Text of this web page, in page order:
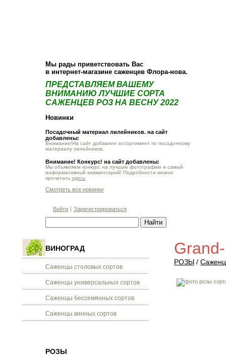
Мы рады приветствовать Вас
в интернет-магазине саженцев Флора-нова.
ПРЕДСТАВЛЯЕМ ВАШЕМУ
ВНИМАНИЮ ЛУЧШИЕ СОРТА
САЖЕНЦЕВ РОЗ НА ВЕСНУ 2022
Новинки
Посадочный материал лилейников. на сайт
добавлены:
Внимание!На сайт добавлен ассортимент по посадочному
материалу лилейников.
Внимание! Конкурс! на сайт добавлены:
Мы объявляем конкурс на лучшую фотографию и самый
информативный комментарий! Подробности можно
прочитать здесь
Смотреть все новинки
Войти Зарегистрироваться
ВИНОГРАД
Саженцы столовых сортов
Саженцы универсальных сортов
Саженцы бессемянных сортов
Саженцы винных сортов
РОЗЫ
РОЗЫ /